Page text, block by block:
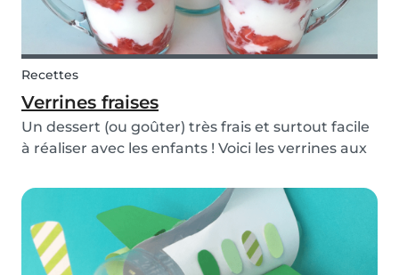
Recettes
Verrines fraises
Un dessert (ou goûter) très frais et surtout facile
à réaliser avec les enfants ! Voici les verrines aux
céréales pour un côté croustillant.